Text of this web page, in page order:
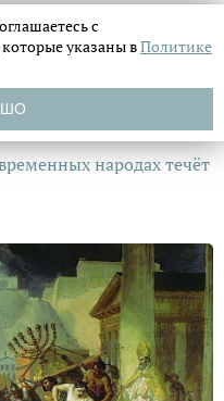
народах течёт
с
указаны вПолитике